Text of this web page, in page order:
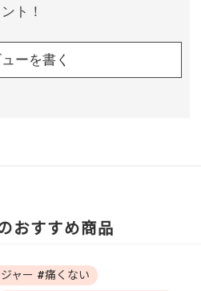
ント！
ーを書く
おすすめ商品
ャー #痛くない